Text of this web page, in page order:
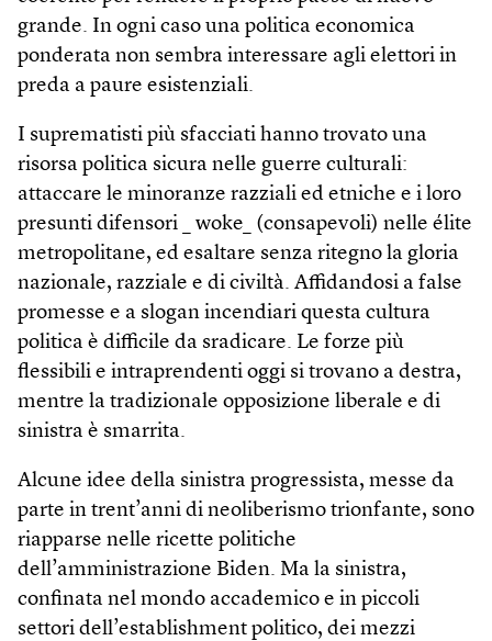
grande. In ogni caso una politica economica
ponderata non sembra interessare agli elettori in
preda a paure esistenziali.
I suprematisti più sfacciati hanno trovato una
risorsa politica sicura nelle guerre culturali:
attaccare le minoranze razziali ed etniche e i loro
presunti difensori _ woke_ (consapevoli) nelle élite
metropolitane, ed esaltare senza ritegno la gloria
nazionale, razziale e di civiltà. Affidandosi a false
promesse e a slogan incendiari questa cultura
politica è difficile da sradicare. Le forze più
flessibili e intraprendenti oggi si trovano a destra,
mentre la tradizionale opposizione liberale e di
sinistra è smarrita.
Alcune idee della sinistra progressista, messe da
parte in trent’anni di neoliberismo trionfante, sono
riapparse nelle ricette politiche
dell’amministrazione Biden. Ma la sinistra,
confinata nel mondo accademico e in piccoli
settori dell’establishment politico, dei mezzi